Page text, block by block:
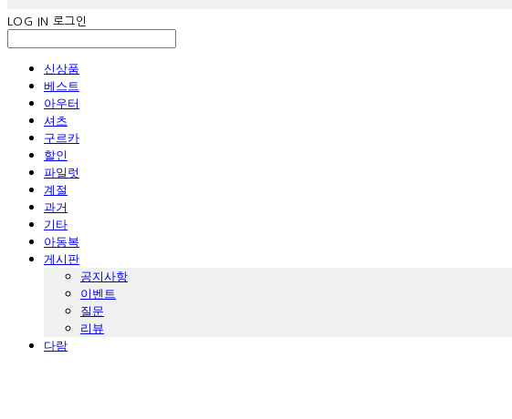
LOG IN 로그인
신상품
베스트
아우터
셔츠
구르카
할인
파일럿
계절
과거
기타
아동복
게시판
공지사항
이벤트
질문
리뷰
다람